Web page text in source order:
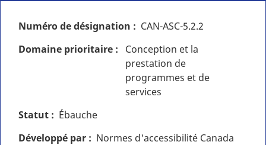
Numéro de désignation
CAN-ASC-5.2.2
Domaine prioritaire
Conception et la
prestation de
programmes et de
services
Statut
Ébauche
Développé par
Normes d'accessibilité Canada